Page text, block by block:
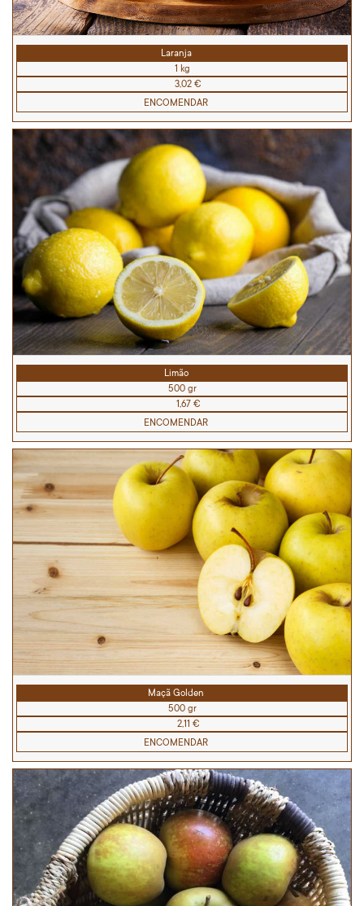
Laranja
1 kg
3,02 €
ENCOMENDAR
Limão
500 gr
1,67 €
ENCOMENDAR
Maçã Golden
500 gr
2,11 €
ENCOMENDAR